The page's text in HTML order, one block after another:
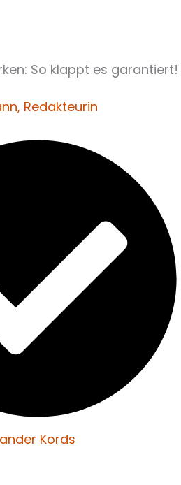
So klappt es garantiert!
Redakteurin
Kords